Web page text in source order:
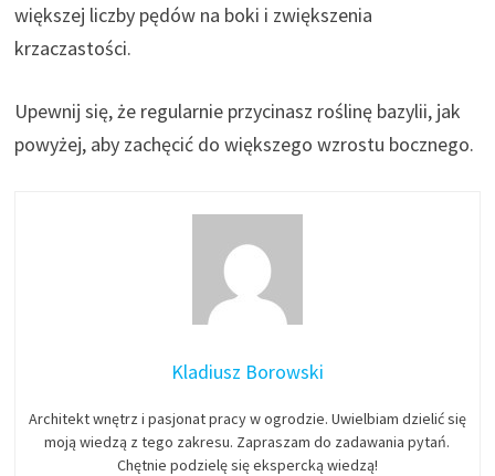
większej liczby pędów na boki i zwiększenia
krzaczastości.
Upewnij się, że regularnie przycinasz roślinę bazylii, jak
powyżej, aby zachęcić do większego wzrostu bocznego.
Kladiusz Borowski
Architekt wnętrz i pasjonat pracy w ogrodzie. Uwielbiam dzielić się
moją wiedzą z tego zakresu. Zapraszam do zadawania pytań.
Chętnie podzielę się ekspercką wiedzą!